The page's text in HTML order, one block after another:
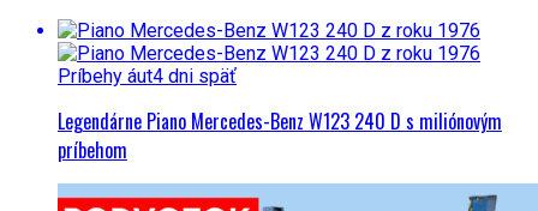
Príbehy áut4 dni späť
Legendárne Piano Mercedes-Benz W123 240 D s miliónovým
príbehom